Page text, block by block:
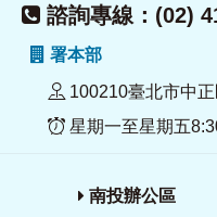
諮詢專線：(02)
署本部
100210臺北市中
星期一至星期五
南投辦公區